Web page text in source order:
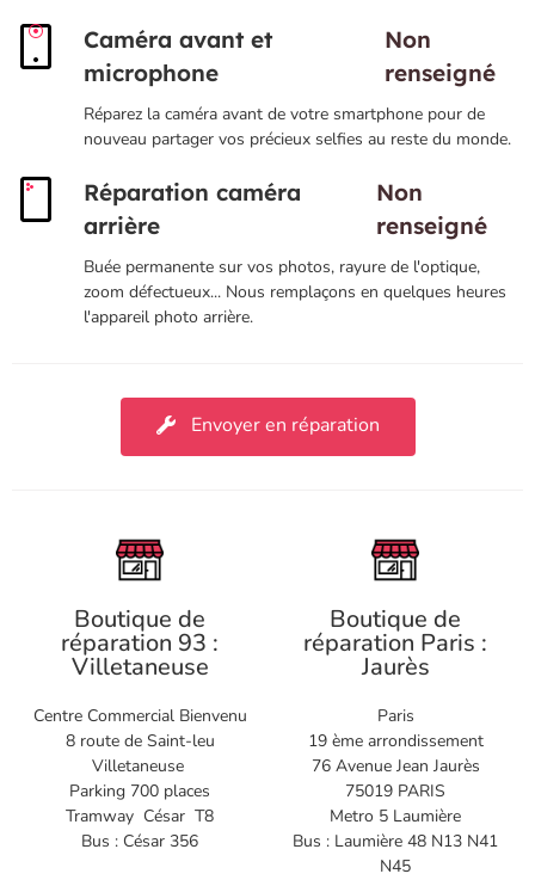
Caméra avant et
microphone
Non
renseigné
Réparez la caméra avant de votre smartphone pour de
nouveau partager vos précieux selfies au reste du monde.
Réparation caméra
arrière
Non
renseigné
Buée permanente sur vos photos, rayure de l'optique,
zoom défectueux... Nous remplaçons en quelques heures
l'appareil photo arrière.
Envoyer en réparation
Boutique de
réparation 93 :
Villetaneuse
Centre Commercial Bienvenu
8 route de Saint-leu
Villetaneuse
Parking 700 places
Tramway César T8
Bus : César 356
Boutique de
réparation Paris :
Jaurès
Paris
19 ème arrondissement
76 Avenue Jean Jaurès
75019 PARIS
Metro 5 Laumière
Bus : Laumière 48 N13 N41
N45